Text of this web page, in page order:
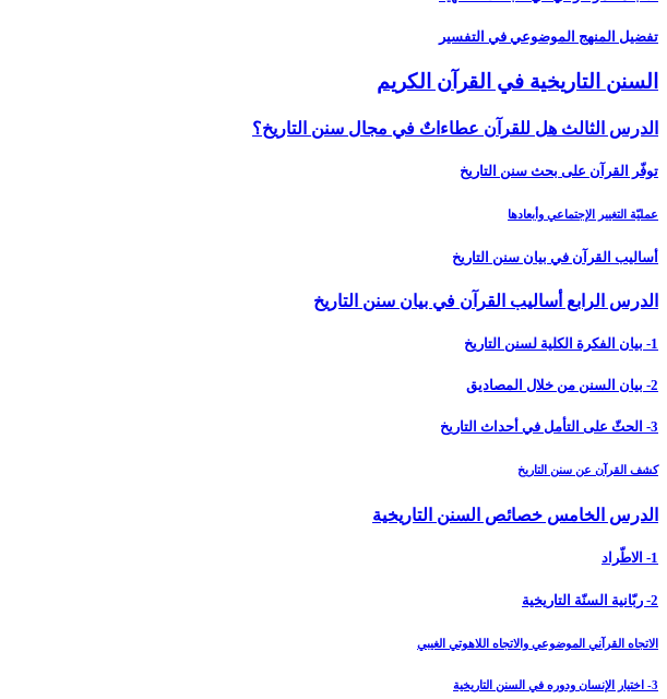
تفضيل المنهج الموضوعي في التفسير
السنن التاريخية في القرآن الكريم
الدرس الثالث هل للقرآن عطاءاتٌ في مجال سنن التاريخ؟
توفّر القرآن على بحث سنن التاريخ
عمليّة التغيير الإجتماعي وأبعادها
أساليب القرآن في بيان سنن التاريخ
الدرس الرابع أساليب القرآن في بيان سنن التاريخ‏
1- بيان الفكرة الكلية لسنن التاريخ
2- بيان السنن من خلال المصاديق
3- الحثّ على التأمل في أحداث التاريخ
كشف القرآن عن سنن التاريخ
الدرس الخامس‏ خصائص السنن التاريخية
1- الاطّراد
2- ربّانية السنّة التاريخية
الاتجاه القرآني الموضوعي والاتجاه اللاهوتي الغيبي
3- اختيار الإنسان ودوره في السنن التاريخية